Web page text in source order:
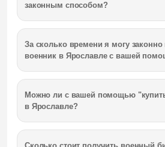
законным способом?
За сколько времени я могу законно
военник в Ярославлес вашей
Можно ли с вашей помощью
в Ярославле?